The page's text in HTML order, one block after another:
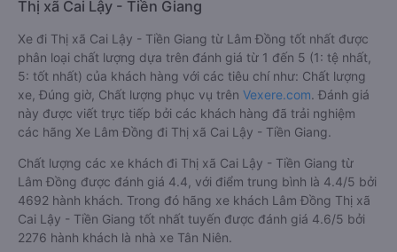
Thị xã Cai Lậy - Tiền Giang
Xe đi Thị xã Cai Lậy - Tiền Giang từ Lâm Đồng tốt nhất được
phân loại chất lượng dựa trên đánh giá từ 1 đến 5 (1: tệ nhất,
5: tốt nhất) của khách hàng với các tiêu chí như: Chất lượng
xe, Đúng giờ, Chất lượng phục vụ trên Vexere.com. Đánh giá
này được viết trực tiếp bởi các khách hàng đã trải nghiệm
các hãng Xe Lâm Đồng đi Thị xã Cai Lậy - Tiền Giang.
Chất lượng các xe khách đi Thị xã Cai Lậy - Tiền Giang từ
Lâm Đồng được đánh giá 4.4, với điểm trung bình là 4.4/5 bởi
4692 hành khách. Trong đó hãng xe khách Lâm Đồng Thị xã
Cai Lậy - Tiền Giang tốt nhất tuyến được đánh giá 4.6/5 bởi
2276 hành khách là nhà xe Tân Niên.